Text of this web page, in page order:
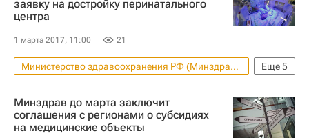
Правительство РФ
Архитектура
Проект Россия
заявку на достройку перинатального
центра
1 марта 2017, 11:00 21
Еще5
Министерство здравоохранения РФ (Минздрав России)
Новости - Недвижимость
Новосибирская область
Медучреждения
Инфраструктура
Минздрав до марта заключит
соглашения с регионами о субсидиях
на медицинские объекты